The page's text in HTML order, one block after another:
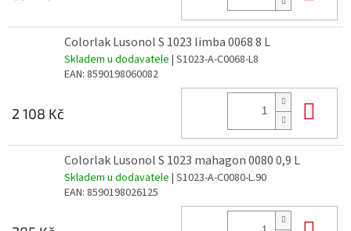
Colorlak Lusonol S 1023 limba 0068 8 L
Skladem u dodavatele | S1023-A-C0068-L8
EAN: 8590198060082
2 108 Kč
Colorlak Lusonol S 1023 mahagon 0080 0,9 L
Skladem u dodavatele | S1023-A-C0080-L.90
EAN: 8590198026125